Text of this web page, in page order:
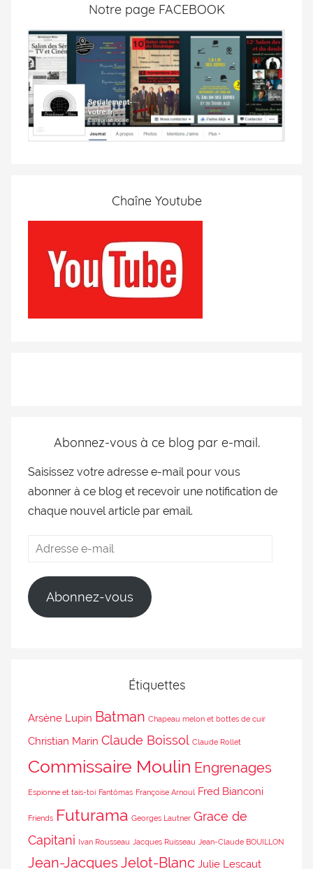
Notre page FACEBOOK
Chaîne Youtube
Abonnez-vous à ce blog par e-mail.
Saisissez votre adresse e-mail pour vous
abonner à ce blog et recevoir une notification de
chaque nouvel article par email.
Abonnez-vous
Étiquettes
Arsène Lupin Batman Chapeau melon et bottes de cuir
Christian Marin Claude Boissol Claude Rollet
Commissaire Moulin Engrenages
Espionne et tais-toi Fantômas Françoise Arnoul Fred Bianconi
Friends Futurama Georges Lautner Grace de
Capitani
Ivan Rousseau Jacques Ruisseau Jean-Claude BOUILLON
Jean-Jacques Jelot-Blanc Julie Lescaut